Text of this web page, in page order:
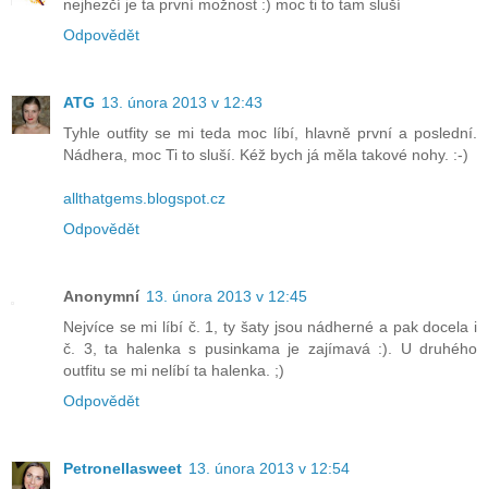
nejhezčí je ta první možnost :) moc ti to tam sluší
Odpovědět
ATG 13. února 2013 v 12:43
Tyhle outfity se mi teda moc líbí, hlavně první a poslední.
Nádhera, moc Ti to sluší. Kéž bych já měla takové nohy. :-)
allthatgems.blogspot.cz
Odpovědět
Anonymní 13. února 2013 v 12:45
Nejvíce se mi líbí č. 1, ty šaty jsou nádherné a pak docela i
č. 3, ta halenka s pusinkama je zajímavá :). U druhého
outfitu se mi nelíbí ta halenka. ;)
Odpovědět
Petronellasweet 13. února 2013 v 12:54